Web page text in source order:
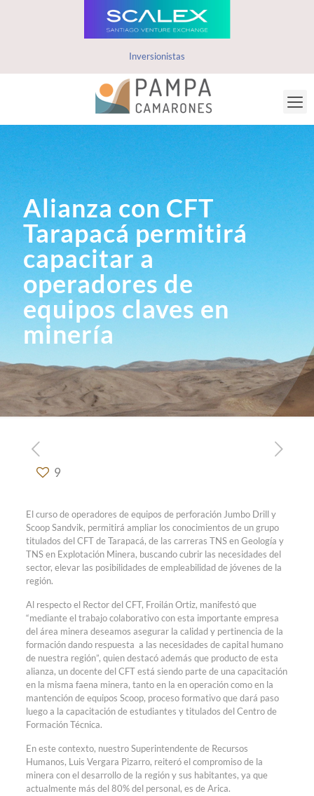
Inversionistas
Alianza con CFT
Tarapacá permitirá
capacitar a
operadores de
equipos claves en
minería
9
El curso de operadores de equipos de perforación Jumbo Drill y
Scoop Sandvik, permitirá ampliar los conocimientos de un grupo
titulados del CFT de Tarapacá, de las carreras TNS en Geología y
TNS en Explotación Minera, buscando cubrir las necesidades del
sector, elevar las posibilidades de empleabilidad de jóvenes de la
región.
Al respecto el Rector del CFT, Froilán Ortiz, manifestó que
“mediante el trabajo colaborativo con esta importante empresa
del área minera deseamos asegurar la calidad y pertinencia de la
formación dando respuesta a las necesidades de capital humano
de nuestra región”, quien destacó además que producto de esta
alianza, un docente del CFT está siendo parte de una capacitación
en la misma faena minera, tanto en la en operación como en la
mantención de equipos Scoop, proceso formativo que dará paso
luego a la capacitación de estudiantes y titulados del Centro de
Formación Técnica.
En este contexto, nuestro Superintendente de Recursos
Humanos, Luis Vergara Pizarro, reiteró el compromiso de la
minera con el desarrollo de la región y sus habitantes, ya que
actualmente más del 80% del personal, es de Arica.